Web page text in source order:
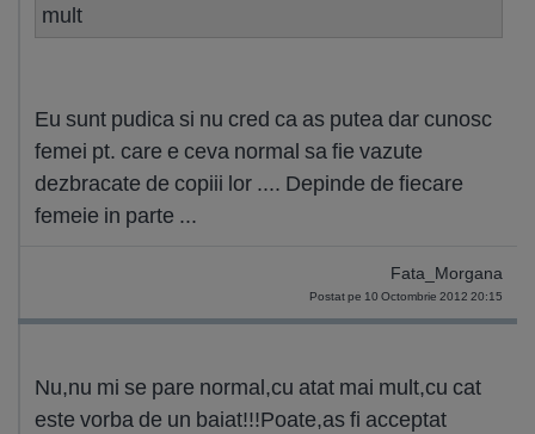
mult
Eu sunt pudica si nu cred ca as putea dar cunosc
femei pt. care e ceva normal sa fie vazute
dezbracate de copiii lor .... Depinde de fiecare
femeie in parte ...
Fata_Morgana
Postat pe 10 Octombrie 2012 20:15
Nu,nu mi se pare normal,cu atat mai mult,cu cat
este vorba de un baiat!!!Poate,as fi acceptat